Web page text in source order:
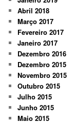
Abril 2018
Março 2017
Fevereiro 2017
Janeiro 2017
Dezembro 2016
Dezembro 2015
Novembro 2015
Outubro 2015
Julho 2015
Junho 2015
Maio 2015